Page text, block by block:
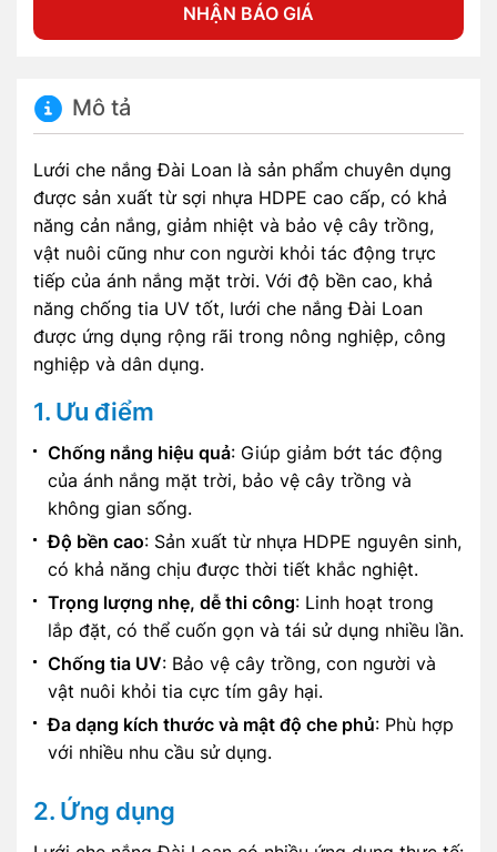
NHẬN BÁO GIÁ
Mô tả
Lưới che nắng Đài Loan là sản phẩm chuyên dụng
được sản xuất từ sợi nhựa HDPE cao cấp, có khả
năng cản nắng, giảm nhiệt và bảo vệ cây trồng,
vật nuôi cũng như con người khỏi tác động trực
tiếp của ánh nắng mặt trời. Với độ bền cao, khả
năng chống tia UV tốt, lưới che nắng Đài Loan
được ứng dụng rộng rãi trong nông nghiệp, công
nghiệp và dân dụng.
1. Ưu điểm
Chống nắng hiệu quả: Giúp giảm bớt tác động
của ánh nắng mặt trời, bảo vệ cây trồng và
không gian sống.
Độ bền cao: Sản xuất từ nhựa HDPE nguyên sinh,
có khả năng chịu được thời tiết khắc nghiệt.
Trọng lượng nhẹ, dễ thi công: Linh hoạt trong
lắp đặt, có thể cuốn gọn và tái sử dụng nhiều lần.
Chống tia UV: Bảo vệ cây trồng, con người và
vật nuôi khỏi tia cực tím gây hại.
Đa dạng kích thước và mật độ che phủ: Phù hợp
với nhiều nhu cầu sử dụng.
2. Ứng dụng